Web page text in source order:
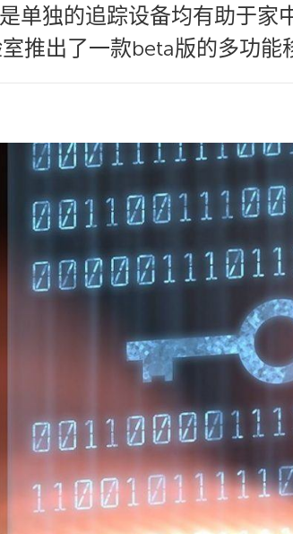
单独的追踪设备均有助于家
推出了一款beta版的多功能